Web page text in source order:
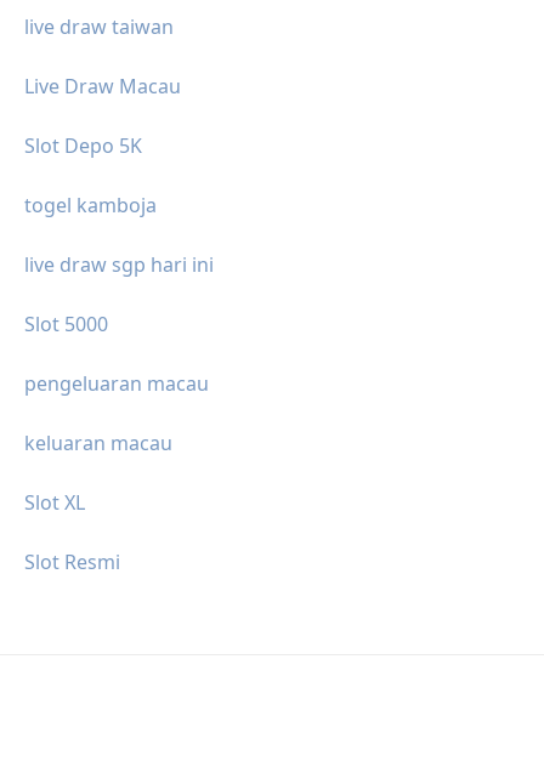
live draw taiwan
Live Draw Macau
Slot Depo 5K
togel kamboja
live draw sgp hari ini
Slot 5000
pengeluaran macau
keluaran macau
Slot XL
Slot Resmi